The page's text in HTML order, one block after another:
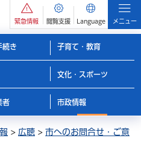
緊急情報 閲覧支援 Language メニュー
続き 子育て・教育
文化・スポーツ
者 市政情報
> 広聴 > 市へのお問合せ・ご意